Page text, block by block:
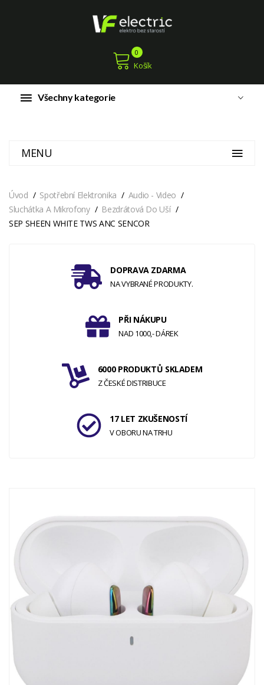
Košík
0
Všechny kategorie
MENU
Úvod Spotřební Elektronika
Audio - Video
Sluchátka A Mikrofony
Bezdrátová Do Uší
SEP SHEEN WHITE TWS ANC SENCOR
DOPRAVA ZDARMA
NA VYBRANÉ PRODUKTY.
PŘI NÁKUPU
NAD 1000,- DÁREK
6000 PRODUKTŮ SKLADEM
Z ČESKÉ DISTRIBUCE
17 LET ZKUŠENOSTÍ
V OBORU NA TRHU